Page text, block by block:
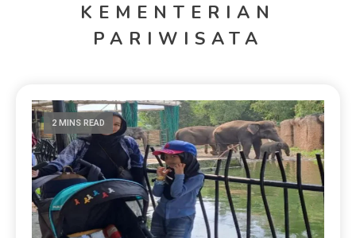
KEMENTERIAN
PARIWISATA
2 MINS READ